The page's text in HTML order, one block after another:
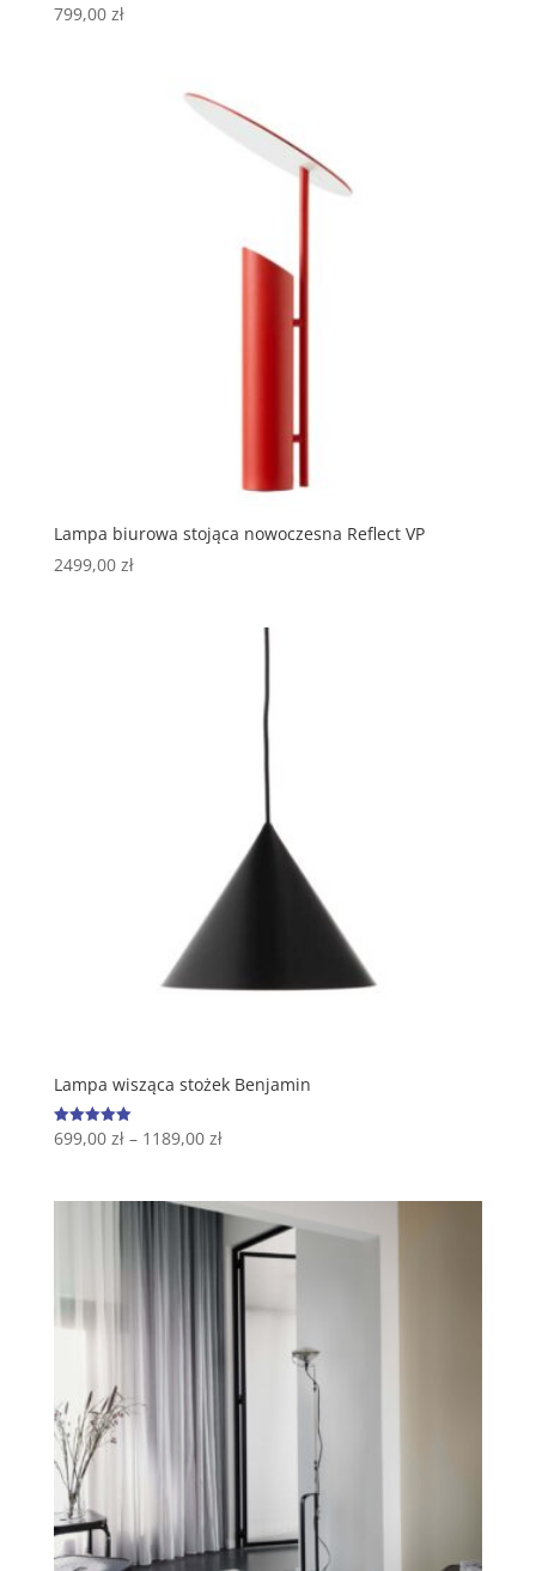
799,00 zł
Lampa biurowa stojąca nowoczesna Reflect VP
2499,00 zł
Lampa wisząca stożek Benjamin
Oceniono
5.00
699,00 zł– 1189,00 zł